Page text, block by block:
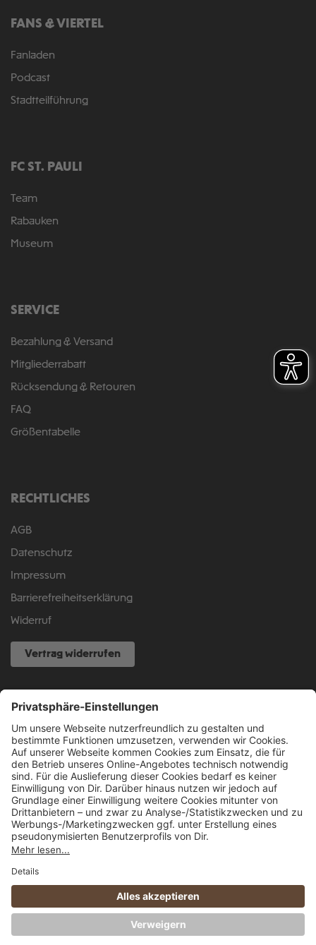
FANS & VIERTEL
Fanladen
Podcast
Stadtteilführung
FC ST. PAULI
Team
Rabauken
Museum
SERVICE
Bezahlung & Versand
Mitgliederrabatt
Rücksendung & Retouren
FAQ
Größentabelle
RECHTLICHES
AGB
Datenschutz
Impressum
Barrierefreiheitserklärung
Widerruf
Vertrag widerrufen
NOCH FRAGEN?
040 317 874 888
info@fcsp-shop.com
Nachnahmegebühren, wenn nicht anders angegeben.